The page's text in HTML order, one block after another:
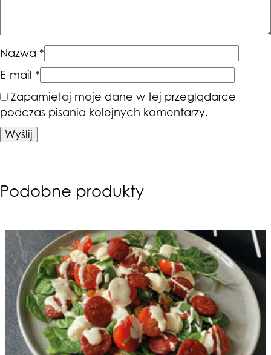
Nazwa *
E-mail *
Zapamiętaj moje dane w tej przeglądarce
podczas pisania kolejnych komentarzy.
Podobne produkty